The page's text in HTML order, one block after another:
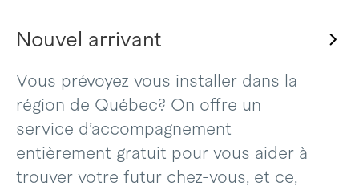
Nouvel arrivant
Vous prévoyez vous installer dans la
région de Québec? On offre un
service d’accompagnement
entièrement gratuit pour vous aider à
trouver votre futur chez-vous, et ce,